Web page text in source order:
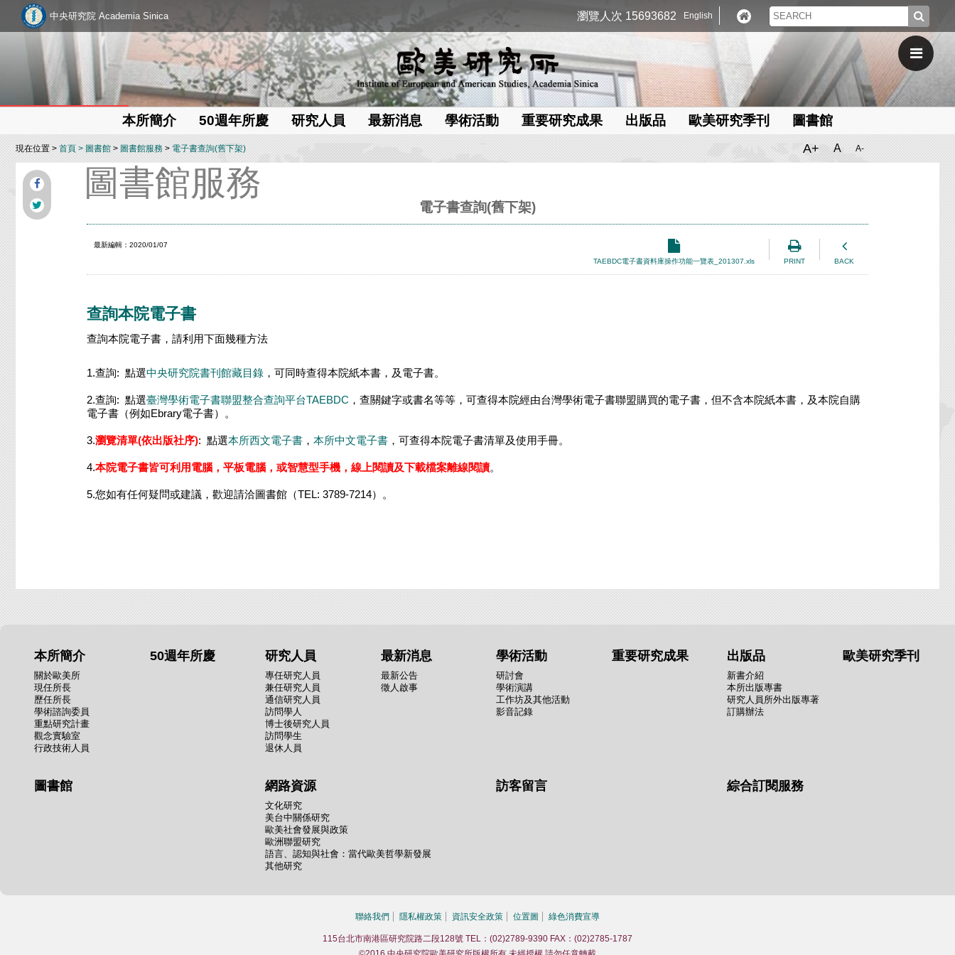
中央研究院 Academia Sinica 瀏覽人次 15693682 English
本所簡介 50週年所慶 研究人員 最新消息 學術活動 重要研究成果 出版品 歐美研究季刊 圖書館
現在位置 >首頁 >圖書館>圖書館服務>電子書查詢(舊下架) A+ A A-
圖書館服務
電子書查詢(舊下架)
TAEBDC電子書資料庫操作功能一覽表_201307.xls PRINT BACK
最新編輯：2020/01/07
查詢本院電子書
查詢本院電子書，請利用下面幾種方法
1.查詢: 點選中央研究院書刊館藏目錄 ，可同時查得本院紙本書，及電子書。
2.查詢: 點選臺灣學術電子書聯盟整合查詢平台TAEBDC ，查關鍵字或書名等等，可查得本院經由台灣學術電子書聯盟購買的電子書，但不含本院紙本書，及本院自購
電子書（例如Ebrary電子書）。
3.瀏覽清單(依出版社序): 點選本所西文電子書 ， 本所中文電子書 ，可查得本院電子書清單及使用手冊。
4.本院電子書皆可利用電腦，平板電腦，或智慧型手機，線上閱讀及下載檔案離線閱讀。
5.您如有任何疑問或建議，歡迎請洽圖書館（TEL: 3789-7214）。
本所簡介
關於歐美所
現任所長
歷任所長
學術諮詢委員
重點研究計畫
觀念實驗室
行政技術人員
50週年所慶 研究人員
專任研究人員
兼任研究人員
通信研究人員
訪問學人
博士後研究人員
訪問學生
退休人員
最新消息
最新公告
徵人啟事
學術活動
研討會
學術演講
工作坊及其他活動
影音記錄
重要研究成果 出版品
新書介紹
本所出版專書
研究人員所外出版專著
訂購辦法
歐美研究季刊
圖書館 網路資源
文化研究
美台中關係研究
歐美社會發展與政策
歐洲聯盟研究
語言、認知與社會：當代歐美哲學新發展
其他研究
訪客留言 綜合訂閱服務
聯絡我們 隱私權政策 資訊安全政策 位置圖 綠色消費宣導
115台北市南港區研究院路二段128號 TEL：(02)2789-9390 FAX：(02)2785-1787